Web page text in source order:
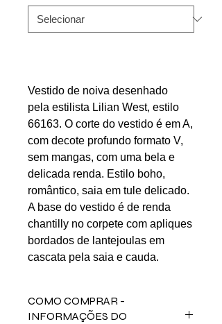
Vestido de noiva desenhado
pela estilista Lilian West, estilo
66163. O corte do vestido é em A,
com decote profundo formato V,
sem mangas, com uma bela e
delicada renda. Estilo boho,
romântico, saia em tule delicado.
A base do vestido é de renda
chantilly no corpete com apliques
bordados de lantejoulas em
cascata pela saia e cauda.
COMO COMPRAR -
INFORMAÇÕES DO